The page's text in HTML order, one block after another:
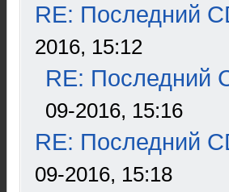
RE: Последний
2016, 15:12
RE: Последний
09-2016, 15:16
RE: Последний
09-2016, 15:18